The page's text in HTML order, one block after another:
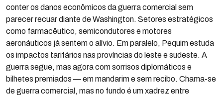
conter os danos econômicos da guerra comercial sem
parecer recuar diante de Washington. Setores estratégicos
como farmacêutico, semicondutores e motores
aeronáuticos já sentem o alívio. Em paralelo, Pequim estuda
os impactos tarifários nas províncias do leste e sudeste. A
guerra segue, mas agora com sorrisos diplomáticos e
bilhetes premiados — em mandarim e sem recibo. Chama-se
de guerra comercial, mas no fundo é um xadrez entre